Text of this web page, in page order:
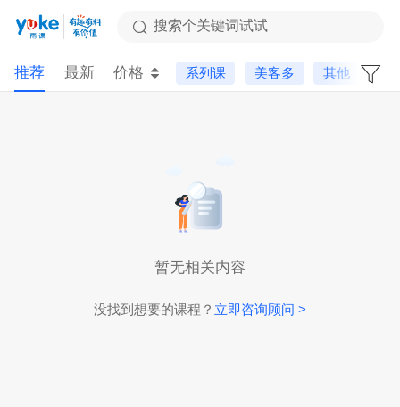
搜索个关键词试试
推荐 最新 价格 系列课 美客多 其他
暂无相关内容
没找到想要的课程？ 立即咨询顾问 >